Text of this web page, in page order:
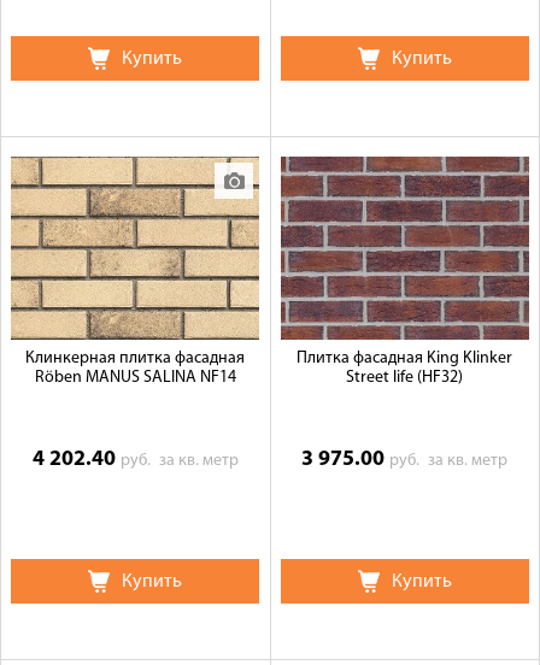
Купить Купить
Клинкерная плитка фасадная
Röben MANUS SALINA NF14
4 202.40 руб. за кв. метр
Купить
Плитка фасадная King Klinker
Street life (HF32)
3 975.00 руб.за кв. метр
Купить